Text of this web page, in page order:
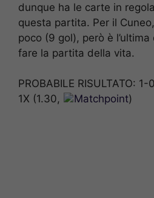
dunque ha le carte in
questa partita. Per il
poco (9 gol), però è
fare la partita della vita.
PROBABILE RISULTATO: 1-0
1X (1.30,
Matchpoint)